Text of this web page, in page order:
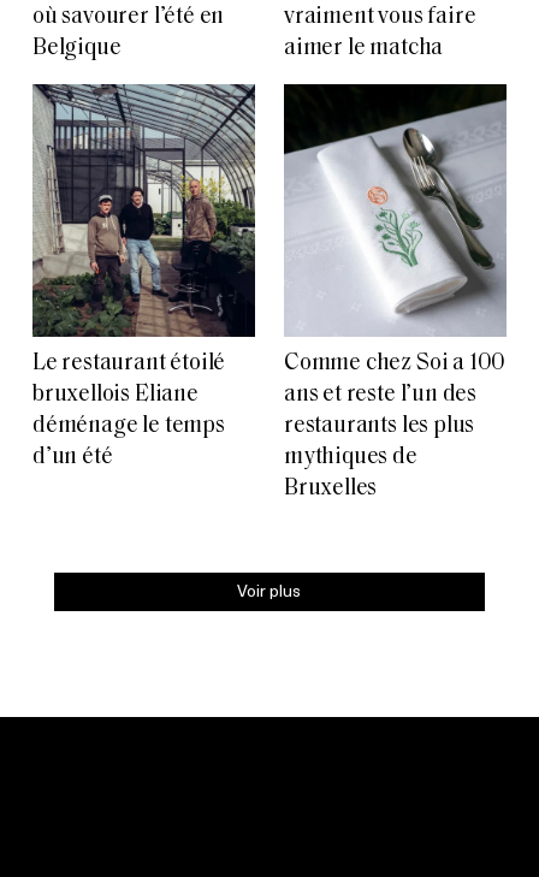
où savourer l’été en
Belgique
vraiment vous faire
aimer le matcha
Le restaurant étoilé
bruxellois Eliane
déménage le temps
d’un été
Comme chez Soi a 100
ans et reste l’un des
restaurants les plus
mythiques de
Bruxelles
Voir plus